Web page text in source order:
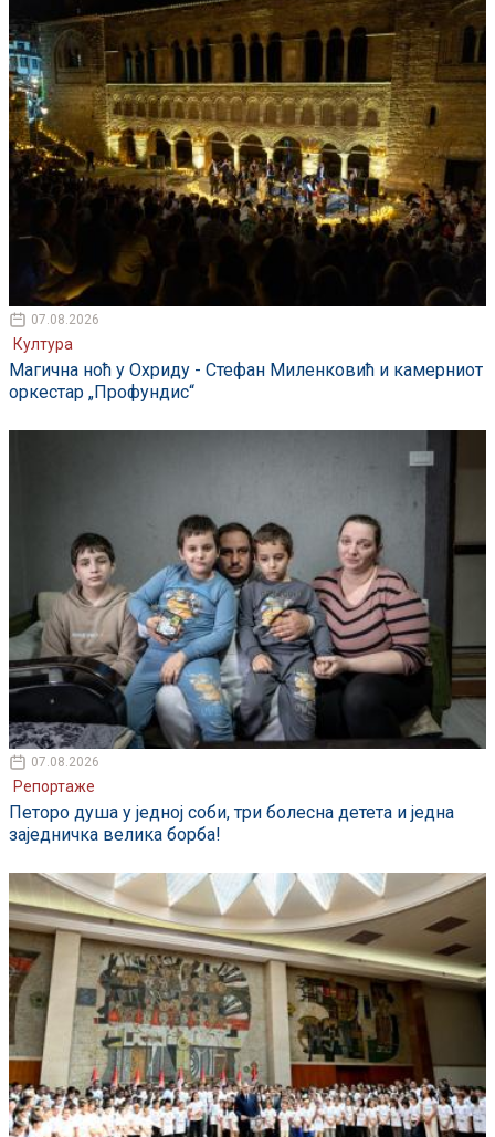
07.08.2026
Култура
Магична ноћ у Охриду - Стефан Миленковић и камерниот
оркестар „Профундис“
07.08.2026
Репортаже
Петоро душа у једној соби, три болесна детета и једна
заједничка велика борба!